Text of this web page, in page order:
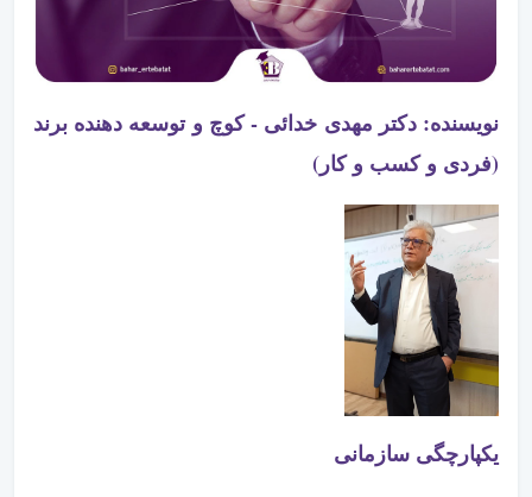
نویسنده:دکتر مهدی خدائی - کوچ و توسعه دهنده برند
(فردی و کسب و کار)
یکپارچگی سازمانی